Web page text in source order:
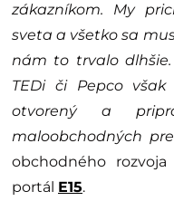
zákazníkom. My
sveta a všetko sa
nám to trvalo dlhšie.
TEDi či Pepco
otvorený a
maloobchodných
obchodného rozvoja
portál E15.